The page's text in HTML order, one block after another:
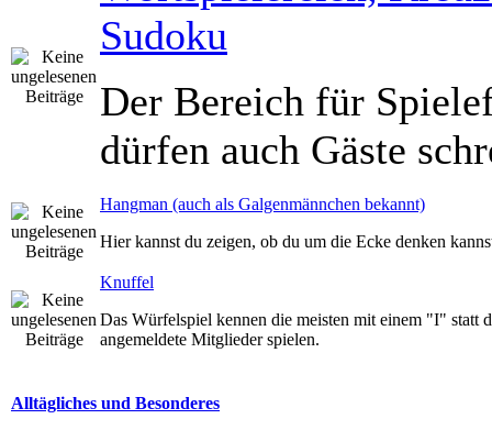
Sudoku
Der Bereich für
dürfen auch Gäste
Hangman (auch als Galgenmännchen bekannt)
Hier kannst du zeigen, ob du um die Ecke denken
Knuffel
Das Würfelspiel kennen die meisten mit einem "I" statt
angemeldete Mitglieder spielen.
Alltägliches und Besonderes